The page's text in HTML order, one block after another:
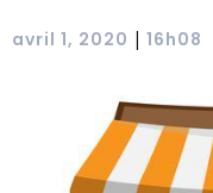
avril 1, 2020 16h08